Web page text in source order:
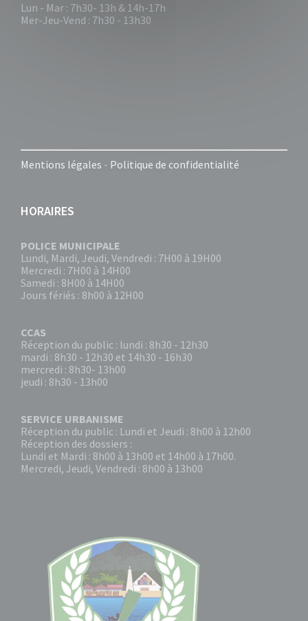
Lun - Mar : 7h30- 13h & 14h-17h
Mer-Jeu-Vend : 7h30 - 13h30
Mentions légales - Politique de confidentialité
HORAIRES
POLICE MUNICIPALE
Lundi, Mardi, Jeudi, Vendredi : 7H00 à 19H00
Mercredi : 7H00 à 14H00
Samedi : 8H00 à 14H00
Jours fériés : 8h00 à 12H00
CCAS
Réception du public : lundi : 8h30 - 12h30
mardi : 8h30 - 12h30 et 14h30 - 16h30
mercredi : 8h30- 13h00
jeudi : 8h30 - 13h00
SERVICE URBANISME
Réception du public : Lundi et Jeudi : 8h00 à 12h00
Réception des dossiers :
Lundi et Mardi : 8h00 à 13h00 et 14h00 à 17h00.
Mercredi, Jeudi, Vendredi : 8h00 à 13h00